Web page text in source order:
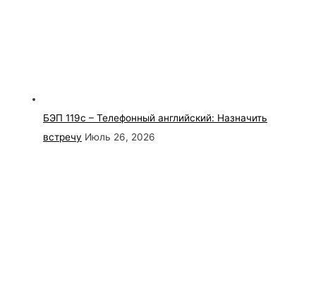
БЭП 119с – Телефонный английский: Назначить
встречу Июль 26, 2026